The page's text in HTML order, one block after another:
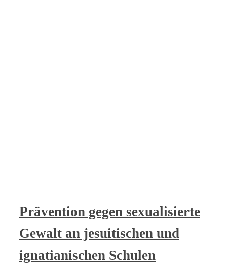
Prävention gegen sexualisierte
Gewalt an jesuitischen und
ignatianischen Schulen